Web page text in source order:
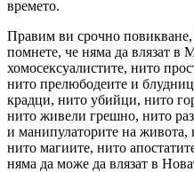
времето.
Правим ви срочно
помнете, че няма да влязат в
хомосексуалистите, нито
нито прелюбодеите и
крадци, нито убийци, нито
нито живели грешно, нито
и манипулаторите на живота,
нито магиите, нито
няма да може да влязат в